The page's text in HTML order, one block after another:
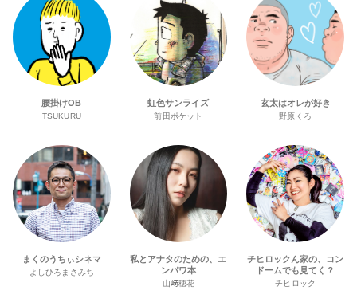
腰掛けOB
TSUKURU
虹色サンライズ
前田ポケット
玄太はオレが好き
野原くろ
まくのうちぃシネマ
よしひろまさみち
私とアナタのための、エ
ンパワ本
山﨑穂花
チヒロックん家の、コン
ドームでも見てく？
チヒロック